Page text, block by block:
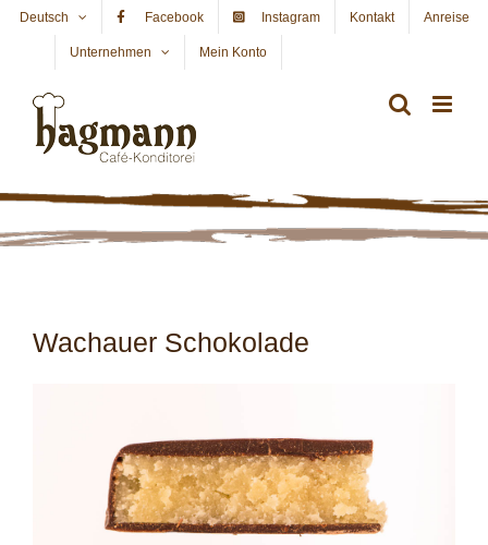
SkipDeutsch Facebook Instagram Kontakt Anreise
Unternehmen Mein Konto
Wachauer Schokolade